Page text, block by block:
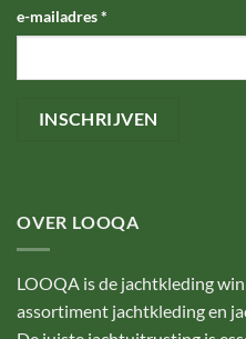
e-mailadres*
OVER LOOQA
LOOQA is de jachtkleding
assortiment jachtkleding en